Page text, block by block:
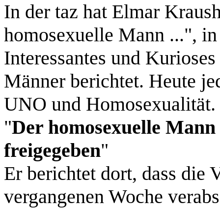
In der taz hat Elmar
homosexuelle Mann ...",
Interessantes und
Männer berichtet. Heute
UNO und Homosexualität.
"Der homosexuelle
freigegeben"
Er berichtet dort, dass die
vergangenen Woche